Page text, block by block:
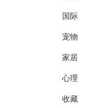
国际
宠物
家居
心理
收藏